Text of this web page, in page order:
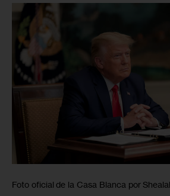
Foto oficial de la Casa Blanca por